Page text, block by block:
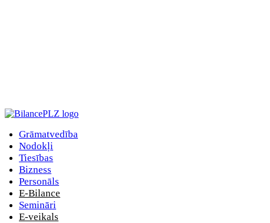
Grāmatvedība
Nodokļi
Tiesības
Bizness
Personāls
E-Bilance
Semināri
E-veikals